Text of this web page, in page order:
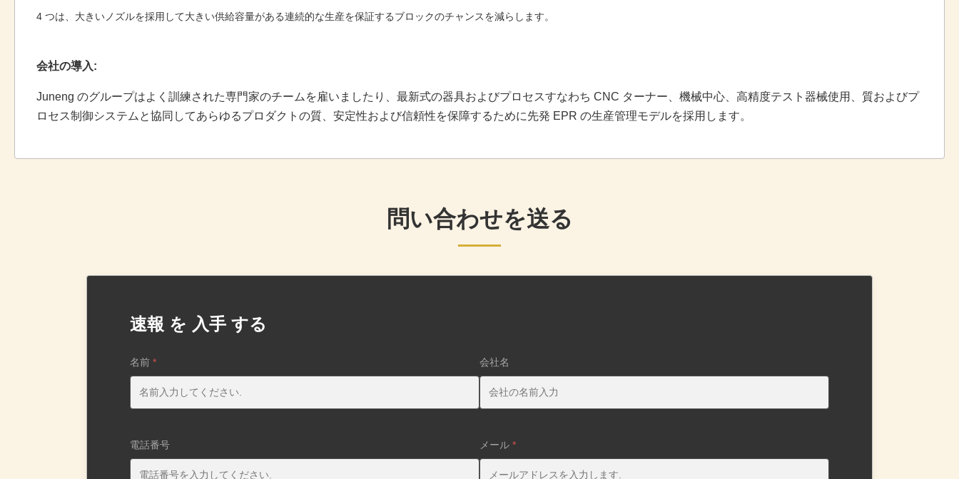
4 つは、大きいノズルを採用して大きい供給容量がある連続的な生産を保証するブロックのチャンスを減らします。
会社の導入:
Juneng のグループはよく訓練された専門家のチームを雇いましたり、最新式の器具およびプロセスすなわち CNC ターナー、機械中心、高精度テスト器械使用、質およびプ
ロセス制御システムと協同してあらゆるプロダクトの質、安定性および信頼性を保障するために先発 EPR の生産管理モデルを採用します。
問い合わせを送る
速報 を 入手 する
名前 * 会社名
電話番号 メール *